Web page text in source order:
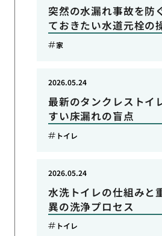
突然の水漏れ事故を防
ておきたい水道元栓の
家
最新のタンクレストイ
すい床漏れの盲点
2026.05.24
トイレ
水洗トイレの仕組みと
異の洗浄プロセス
2026.05.24
トイレ